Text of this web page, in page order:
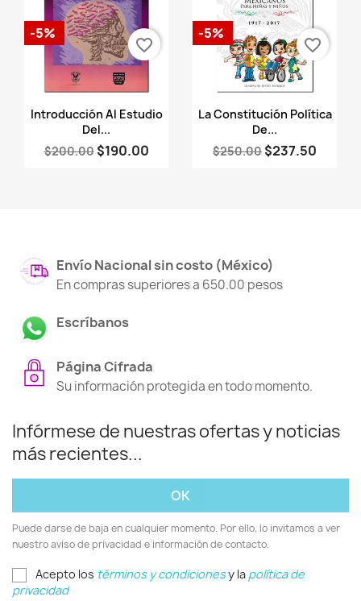
Vista rápida
Introducción Al Estudio
Del...
$200.00 $190.00
-5%
favorite_border
Vista rápida
La Constitución Política
De...
$250.00 $237.50
-5%
favorite_border
Envío Nacional sin costo (México)
En compras superiores a 650.00 pesos
Escríbanos
Página Cifrada
Su información protegida en todo momento.
Infórmese de nuestras ofertas y noticias
más recientes...
Puede darse de baja en cualquier momento. Por ello, lo invitamos a ver
nuestro aviso de privacidad e información de contacto.
Acepto los términos y condicionesy la política de
privacidad